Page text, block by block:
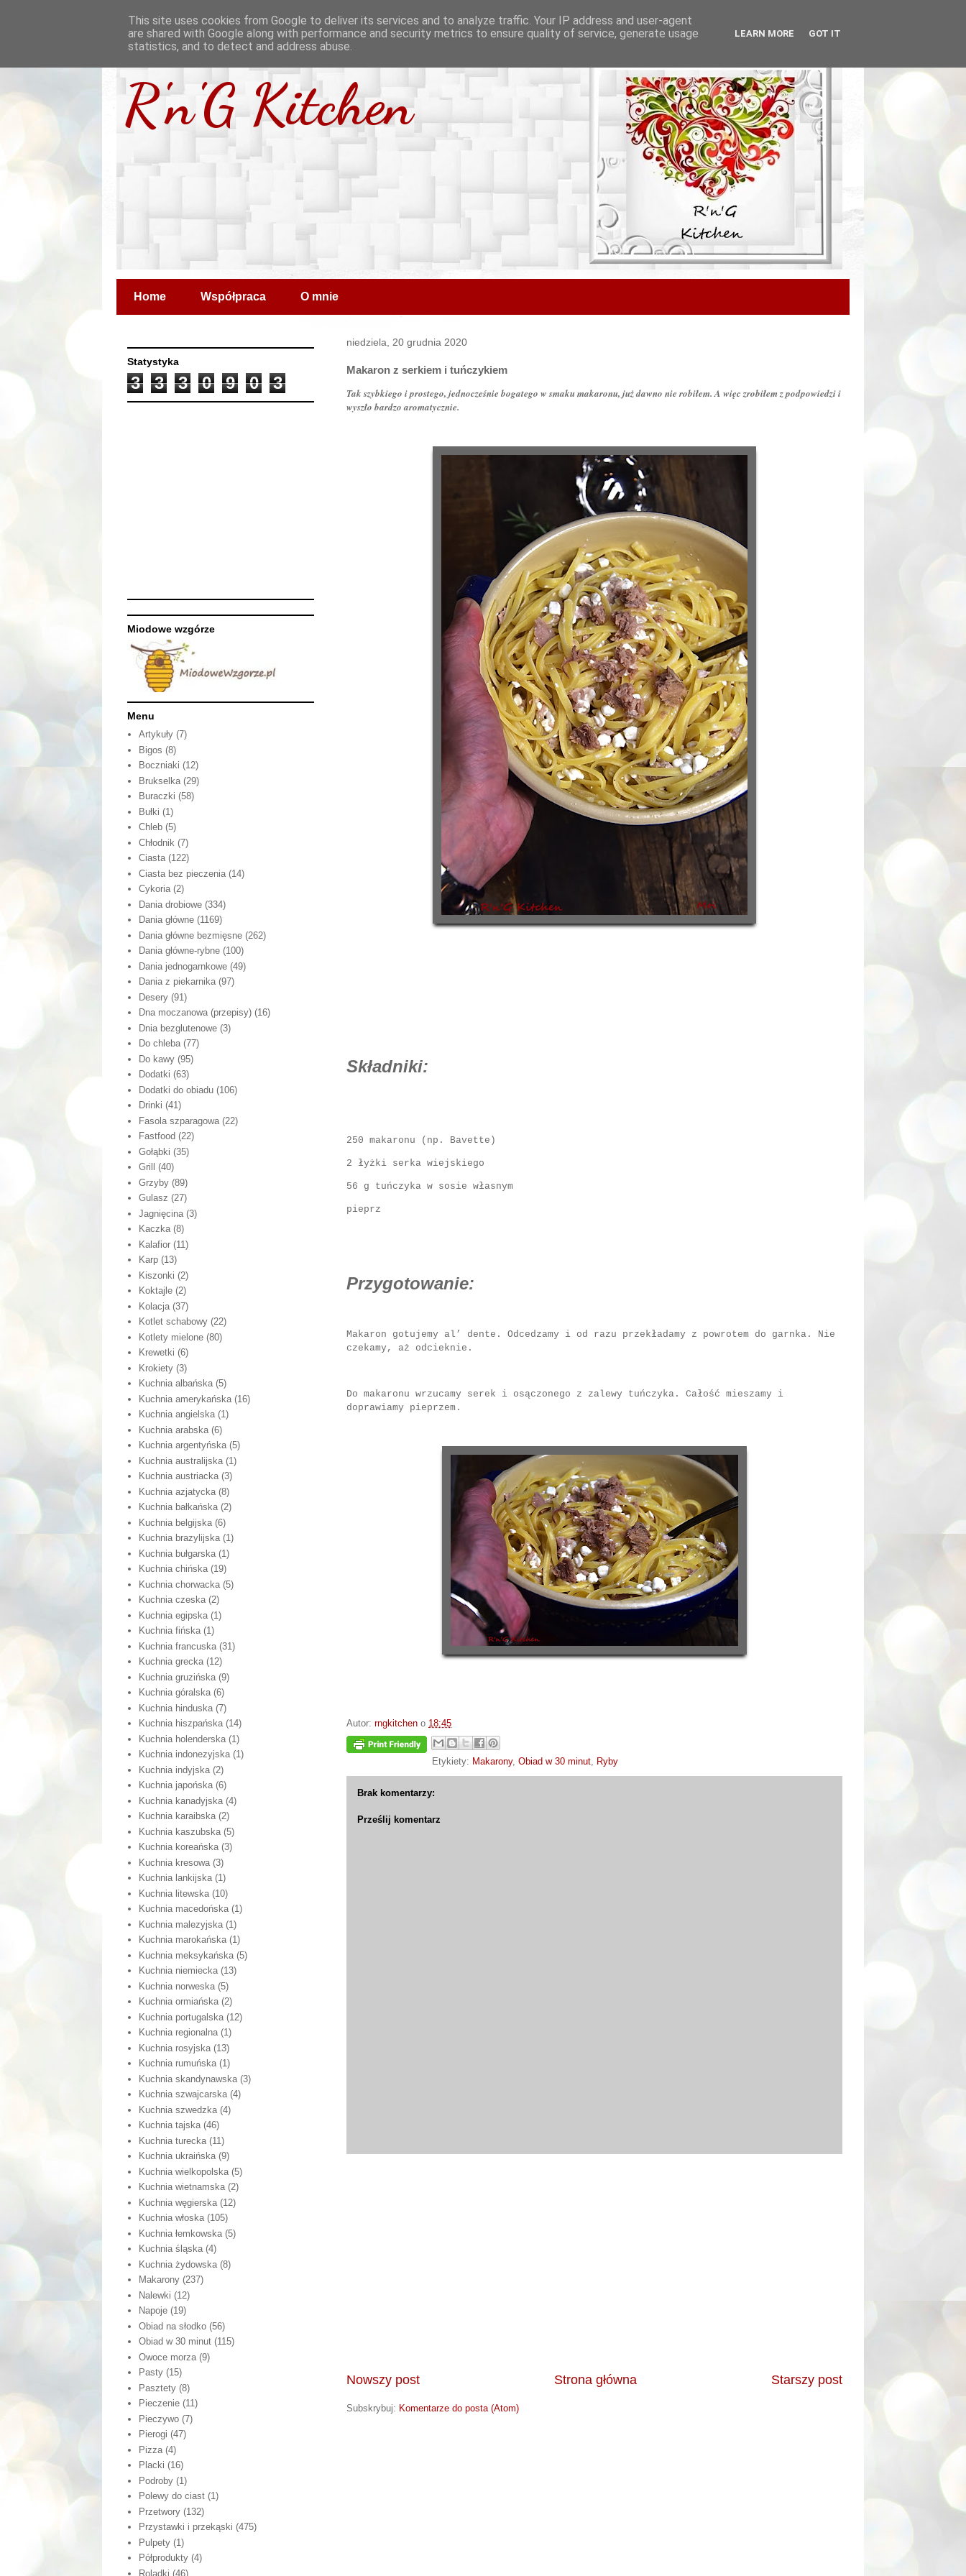
R'n'G Kitchen
Home Współpraca O mnie
niedziela, 20 grudnia 2020
Makaron z serkiem i tuńczykiem
Tak szybkiego i prostego, jednocześnie bogatego w smaku makaronu, już dawno nie robiłem. A więc zrobiłem z podpowiedzi i
wyszło bardzo aromatycznie.
Składniki:
250 makaronu (np. Bavette)
2 łyżki serka wiejskiego
56 g tuńczyka w sosie własnym
pieprz
Przygotowanie:
Makaron gotujemy al’ dente. Odcedzamy i od razu przekładamy z powrotem do garnka. Nie
czekamy, aż odcieknie.
Do makaronu wrzucamy serek i osączonego z zalewy tuńczyka. Całość mieszamy i
doprawiamy pieprzem.
Autor: rngkitchen o 18:45
Etykiety: Makarony, Obiad w 30 minut, Ryby
Brak komentarzy:
Prześlij komentarz
Nowszy post Starszy post
Strona główna
Subskrybuj: Komentarze do posta (Atom)
Statystyka
3 3 3 0 9 0 3
Miodowe wzgórze
Menu
Artykuły (7)
Bigos (8)
Boczniaki (12)
Brukselka (29)
Buraczki (58)
Bułki (1)
Chleb (5)
Chłodnik (7)
Ciasta (122)
Ciasta bez pieczenia (14)
Cykoria (2)
Dania drobiowe (334)
Dania główne (1169)
Dania główne bezmięsne (262)
Dania główne-rybne (100)
Dania jednogarnkowe (49)
Dania z piekarnika (97)
Desery (91)
Dna moczanowa (przepisy) (16)
Dnia bezglutenowe (3)
Do chleba (77)
Do kawy (95)
Dodatki (63)
Dodatki do obiadu (106)
Drinki (41)
Fasola szparagowa (22)
Fastfood (22)
Gołąbki (35)
Grill
(40)
Grzyby (89)
Gulasz (27)
Jagnięcina (3)
Kaczka (8)
Kalafior (11)
Karp (13)
Kiszonki (2)
Koktajle (2)
Kolacja (37)
Kotlet schabowy (22)
Kotlety mielone (80)
Krewetki (6)
Krokiety (3)
Kuchnia albańska (5)
Kuchnia amerykańska (16)
Kuchnia angielska (1)
Kuchnia arabska (6)
Kuchnia argentyńska (5)
Kuchnia australijska (1)
Kuchnia austriacka (3)
Kuchnia azjatycka (8)
Kuchnia bałkańska (2)
Kuchnia belgijska (6)
Kuchnia brazylijska (1)
Kuchnia bułgarska (1)
Kuchnia chińska (19)
Kuchnia chorwacka (5)
Kuchnia czeska (2)
Kuchnia egipska (1)
Kuchnia fińska (1)
Kuchnia francuska (31)
Kuchnia grecka (12)
Kuchnia gruzińska (9)
Kuchnia góralska (6)
Kuchnia hinduska (7)
Kuchnia hiszpańska (14)
Kuchnia holenderska (1)
Kuchnia indonezyjska (1)
Kuchnia indyjska (2)
Kuchnia japońska (6)
Kuchnia kanadyjska (4)
Kuchnia karaibska (2)
Kuchnia kaszubska (5)
Kuchnia koreańska (3)
Kuchnia kresowa (3)
Kuchnia lankijska (1)
Kuchnia litewska (10)
Kuchnia macedońska (1)
Kuchnia malezyjska (1)
Kuchnia marokańska (1)
Kuchnia meksykańska (5)
Kuchnia niemiecka (13)
Kuchnia norweska (5)
Kuchnia ormiańska (2)
Kuchnia portugalska (12)
Kuchnia regionalna (1)
Kuchnia rosyjska (13)
Kuchnia rumuńska (1)
Kuchnia skandynawska (3)
Kuchnia szwajcarska (4)
Kuchnia szwedzka (4)
Kuchnia tajska (46)
Kuchnia turecka (11)
Kuchnia ukraińska (9)
Kuchnia wielkopolska (5)
Kuchnia wietnamska (2)
Kuchnia węgierska (12)
Kuchnia włoska (105)
Kuchnia łemkowska (5)
Kuchnia śląska (4)
Kuchnia żydowska (8)
Makarony (237)
Nalewki (12)
Napoje (19)
Obiad na słodko (56)
Obiad w 30 minut (115)
Owoce morza (9)
Pasty (15)
Pasztety (8)
Pieczenie (11)
Pieczywo (7)
Pierogi (47)
Pizza (4)
Placki (16)
Podroby (1)
Polewy do ciast (1)
Przetwory (132)
Przystawki i przekąski (475)
Pulpety (1)
Półprodukty (4)
Roladki (46)
This site uses cookies from Google to deliver its services and to analyze traffic. Your IP address and user-agent
are shared with Google along with performance and security metrics to ensure quality of service, generate usage
statistics, and to detect and address abuse.
LEARN MORE GOT IT